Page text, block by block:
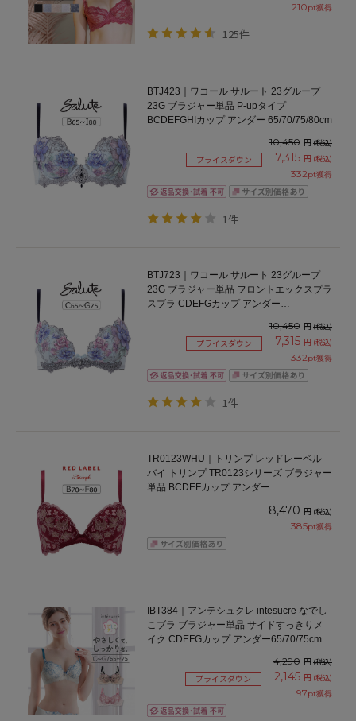
210pt獲得
125件
BTJ423｜ワコール サルート 23グループ
23G ブラジャー単品 P-upタイプ
BCDEFGHIカップ アンダー 65/70/75/80cm
10,450 円(税込)
プライスダウン 7,315 円 (税込)
332pt獲得
1件
BTJ723｜ワコール サルート 23グループ
23G ブラジャー単品 フロントエックスプラ
スブラ CDEFGカップ アンダー
10,450 円(税込)
プライスダウン 7,315 円 (税込)
332pt獲得
1件
TR0123WHU｜トリンプ レッドレーベル
バイ トリンプ TR0123シリーズ ブラジャー
単品 BCDEFカップ アンダー
8,470 円 (税込)
385pt獲得
IBT384｜アンテシュクレ intesucre なでし
こブラ ブラジャー単品 サイドすっきりメ
イク CDEFGカップ アンダー65/70/75cm
4,290 円(税込)
プライスダウン 2,145 円 (税込)
97pt獲得